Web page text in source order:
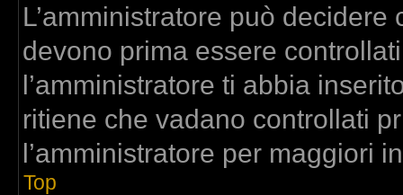
L’amministratore può
devono prima essere
l’amministratore ti abbia
ritiene che vadano controllati
l’amministratore per maggiori
Top